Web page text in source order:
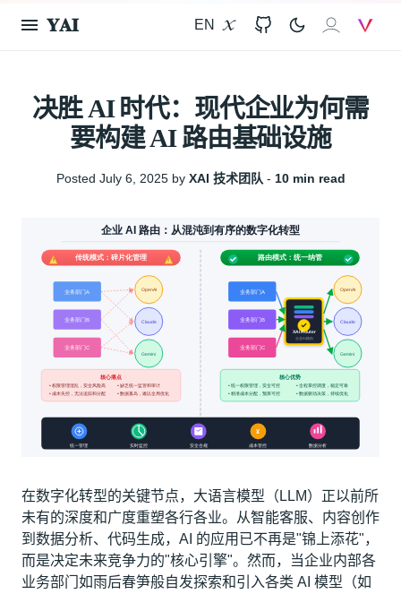
𝐘𝐀𝐈 EN GitHub 𝐗𝐀𝐈
决胜 AI 时代：现代企业为何需
要构建 AI 路由基础设施
Posted July 6, 2025 by XAI 技术团队 ‐ 10 min read
在数字化转型的关键节点，大语言模型（LLM）正以前所
未有的深度和广度重塑各行各业。从智能客服、内容创作
到数据分析、代码生成，AI 的应用已不再是"锦上添花"，
而是决定未来竞争力的"核心引擎"。然而，当企业内部各
业务部门如雨后春笋般自发探索和引入各类 AI 模型（如